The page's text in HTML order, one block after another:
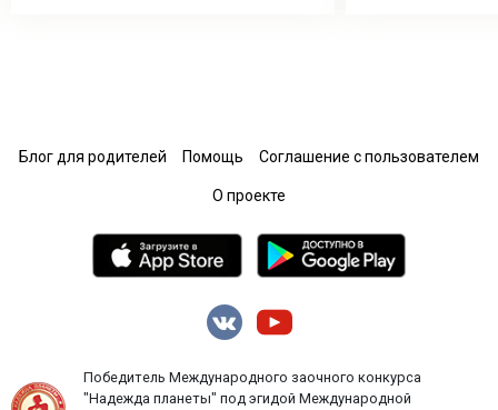
Блог для родителей Помощь Соглашение с пользователем
О проекте
Победитель Международного заочного конкурса
"Надежда планеты" под эгидой Международной